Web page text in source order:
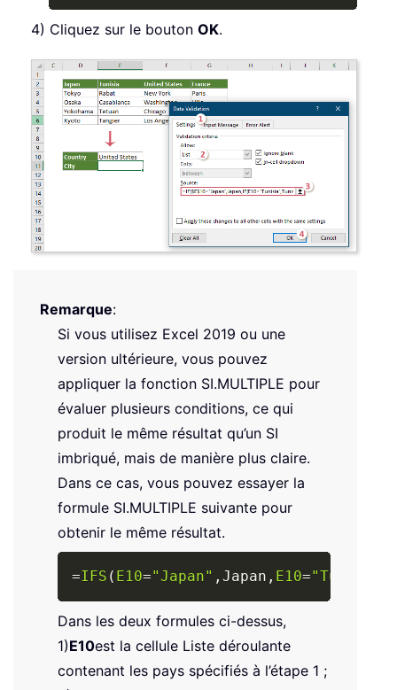
4) Cliquez sur le bouton OK.
Remarque:
Si vous utilisez Excel 2019 ou une
version ultérieure, vous pouvez
appliquer la fonction SI.MULTIPLE pour
évaluer plusieurs conditions, ce qui
produit le même résultat qu’un SI
imbriqué, mais de manière plus claire.
Dans ce cas, vous pouvez essayer la
formule SI.MULTIPLE suivante pour
obtenir le même résultat.
=IFS ( E10="Japan" , Japan , E10="Tunisia"
Copy
Dans les deux formules ci-dessus,
1)E10est la cellule Liste déroulante
contenant les pays spécifiés à l’étape 1 ;